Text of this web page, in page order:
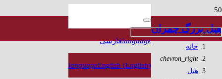
هتل بزرگ چمران
languageفارسی
languageEnglish (English)
سایدبار چپ صفحه
خانه
chevron_right
هتل